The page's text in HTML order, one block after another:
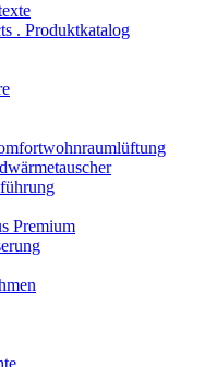
. Produktkatalog
Premium